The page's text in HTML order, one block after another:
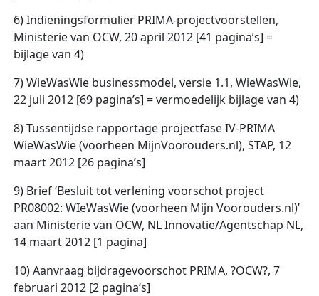
6) Indieningsformulier PRIMA-projectvoorstellen,
Ministerie van OCW, 20 april 2012 [41 pagina’s] =
bijlage van 4)
7) WieWasWie businessmodel, versie 1.1, WieWasWie,
22 juli 2012 [69 pagina’s] = vermoedelijk bijlage van 4)
8) Tussentijdse rapportage projectfase IV-PRIMA
WieWasWie (voorheen MijnVoorouders.nl), STAP, 12
maart 2012 [26 pagina’s]
9) Brief ‘Besluit tot verlening voorschot project
PR08002: WIeWasWie (voorheen Mijn Voorouders.nl)’
aan Ministerie van OCW, NL Innovatie/Agentschap NL,
14 maart 2012 [1 pagina]
10) Aanvraag bijdragevoorschot PRIMA, ?OCW?, 7
februari 2012 [2 pagina’s]